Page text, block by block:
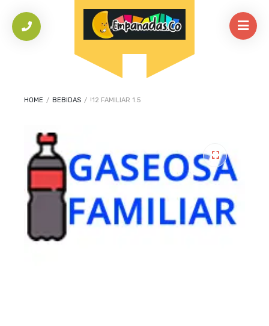
HOME / BEBIDAS / !12 FAMILIAR 1.5